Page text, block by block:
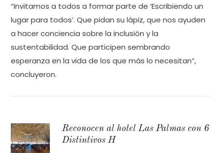
“Invitamos a todos a formar parte de ‘Escribiendo un
lugar para todos’. Que pidan su lápiz, que nos ayuden
a hacer conciencia sobre la inclusión y la
sustentabilidad. Que participen sembrando
esperanza en la vida de los que más lo necesitan”,
concluyeron.
Reconocen al hotel Las Palmas con 6
Distintivos H